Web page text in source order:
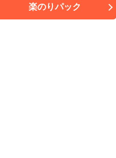
楽のりパック